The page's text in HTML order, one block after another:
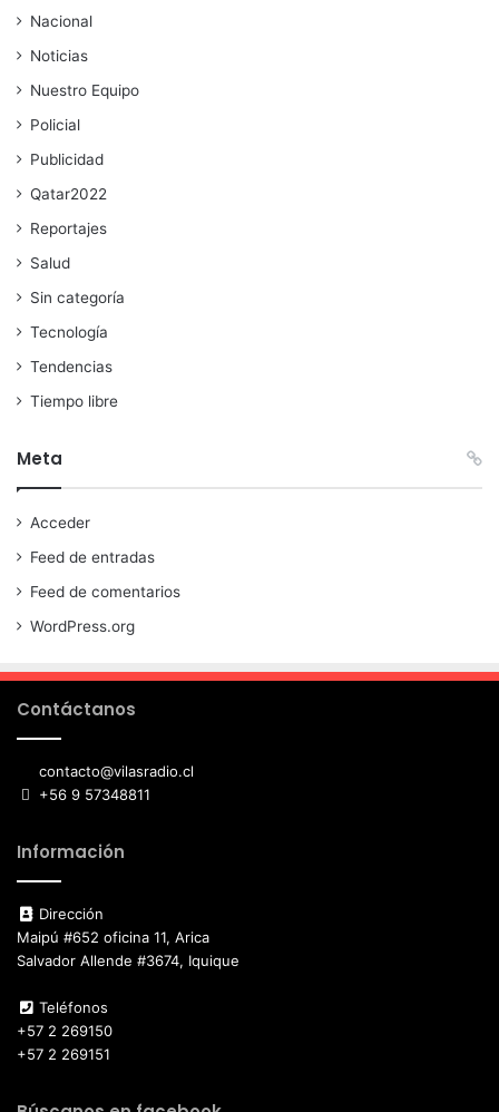
Nacional
Noticias
Nuestro Equipo
Policial
Publicidad
Qatar2022
Reportajes
Salud
Sin categoría
Tecnología
Tendencias
Tiempo libre
Meta
Acceder
Feed de entradas
Feed de comentarios
WordPress.org
Contáctanos
contacto@vilasradio.cl
+56 9 57348811
Información
Dirección
Maipú #652 oficina 11, Arica
Salvador Allende #3674, Iquique
Teléfonos
+57 2 269150
+57 2 269151